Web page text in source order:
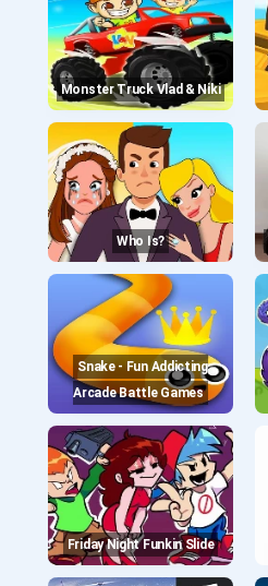
Monster Truck Vlad & Niki
Who Is?
Snake - Fun Addicting
Arcade Battle Games
Friday Night Funkin Slide